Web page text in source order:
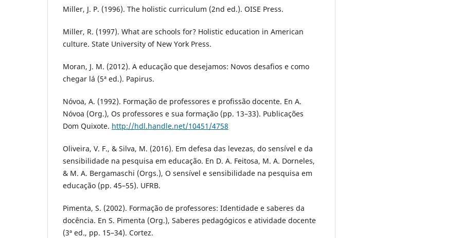
Miller, J. P. (1996). The holistic curriculum (2nd ed.). OISE Press.
Miller, R. (1997). What are schools for? Holistic education in American
culture. State University of New York Press.
Moran, J. M. (2012). A educação que desejamos: Novos desafios e como
chegar lá (5ª ed.). Papirus.
Nóvoa, A. (1992). Formação de professores e profissão docente. En A.
Nóvoa (Org.), Os professores e sua formação (pp. 13–33). Publicações
Dom Quixote. http://hdl.handle.net/10451/4758
Oliveira, V. F., & Silva, M. (2016). Em defesa das levezas, do sensível e da
sensibilidade na pesquisa em educação. En D. A. Feitosa, M. A. Dorneles,
& M. A. Bergamaschi (Orgs.), O sensível e sensibilidade na pesquisa em
educação (pp. 45–55). UFRB.
Pimenta, S. (2002). Formação de professores: Identidade e saberes da
docência. En S. Pimenta (Org.), Saberes pedagógicos e atividade docente
(3ª ed., pp. 15–34). Cortez.